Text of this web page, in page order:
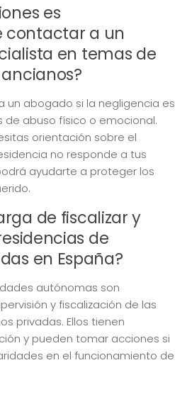
es
contactar a un
en temas de
un abogado si la negligencia es
de abuso físico o emocional.
orientación sobre el
no responde a tus
ayudarte a proteger los
de fiscalizar y
de
en España?
autónomas son
y fiscalización de las
privadas. Ellos tienen
y pueden tomar acciones si
en el funcionamiento de